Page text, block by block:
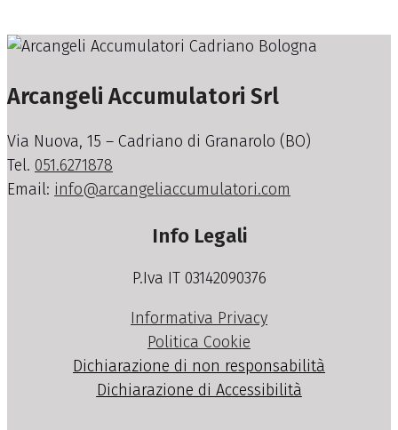
Arcangeli Accumulatori Srl
Via Nuova, 15 – Cadriano di Granarolo (BO)
Tel. 051.6271878
Email: info@arcangeliaccumulatori.com
Info Legali
P.Iva IT 03142090376
Informativa Privacy
Politica Cookie
Dichiarazione di non responsabilità
Dichiarazione di Accessibilità